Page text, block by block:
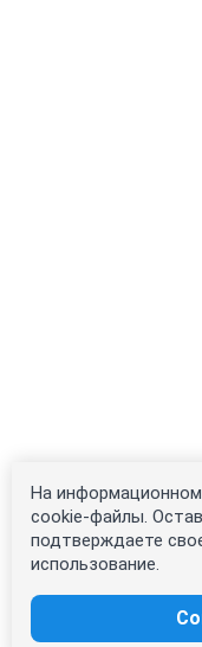
На
cookie-файлы.
подтверждаете
использование.